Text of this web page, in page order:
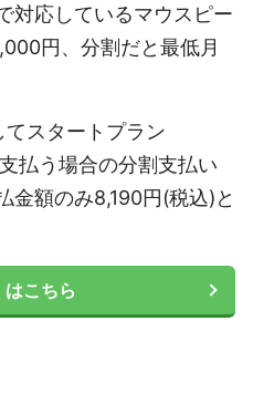
対応しているマウスピー
円、分割だと最低月
スタートプラン
払う場合の分割支払い
金額のみ8,190円(税込)と
はこちら